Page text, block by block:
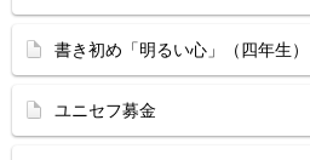
書き初め「明るい心」（四年生）
ユニセフ募金